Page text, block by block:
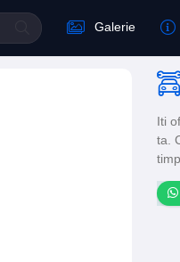
Galerie
Iti
ta.
timp